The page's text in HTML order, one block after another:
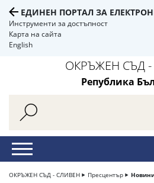
ЕДИНЕН ПОРТАЛ ЗА
Инструменти за достъпност
Карта на сайта
English
ОКРЪЖЕН СЪД
Република
ОКРЪЖЕН СЪД - СЛИВЕН Пресцентър